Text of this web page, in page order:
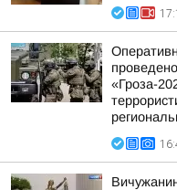
«Гроза-